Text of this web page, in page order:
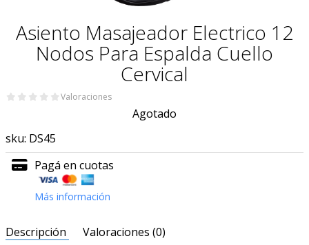
Asiento Masajeador Electrico 12
Nodos Para Espalda Cuello
Cervical
Valoraciones
Agotado
sku: DS45
Pagá en cuotas
Más información
Descripción Valoraciones (0)